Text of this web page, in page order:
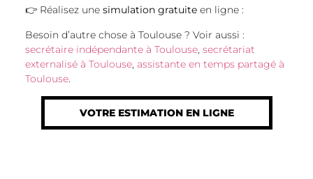
👉 Réalisez une simulation gratuiteen ligne :
Besoin d’autre chose à Toulouse ? Voir aussi :
secrétaire indépendante à Toulouse, secrétariat
externalisé à Toulouse, assistante en temps partagé à
Toulouse.
VOTRE ESTIMATION EN LIGNE